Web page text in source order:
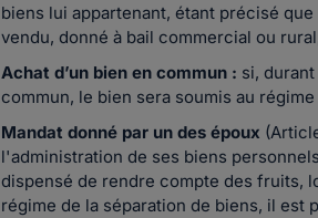
biens lui appartenant, étant précisé
vendu, donné à bail commercial ou
Achat d’un bien en commun : si,
commun, le bien sera soumis au régime
Mandat donné par un des époux
l'administration de ses biens
dispensé de rendre compte des fruits,
régime de la séparation de biens, il est